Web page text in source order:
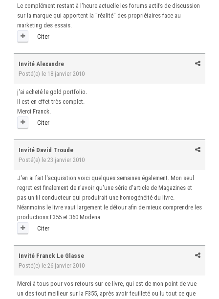
Le complément restant à l'heure actuelle les forums actifs de discussion
sur la marque qui apportent la "réalité" des propriétaires face au
marketing des essais.
Citer
Invité Alexandre
Posté(e) le 18 janvier 2010
j'ai acheté le gold portfolio.
Il est en effet très complet.
Merci Franck.
Citer
Invité David Troude
Posté(e) le 23 janvier 2010
J'en ai fait l'acquisition voici quelques semaines également. Mon seul
regret est finalement de n'avoir qu'une série d'article de Magazines et
pas un fil conducteur qui produirait une homogénéité du livre.
Néanmoins le livre vaut largement le détour afin de mieux comprendre les
productions F355 et 360 Modena.
Citer
Invité Franck Le Glasse
Posté(e) le 26 janvier 2010
Merci à tous pour vos retours sur ce livre, qui est de mon point de vue
un des tout meilleur sur la F355, après avoir feuilleté ou lu tout ce que